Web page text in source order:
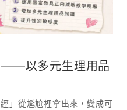
——以多元生理用品
」從尷尬裡拿出來，變成可